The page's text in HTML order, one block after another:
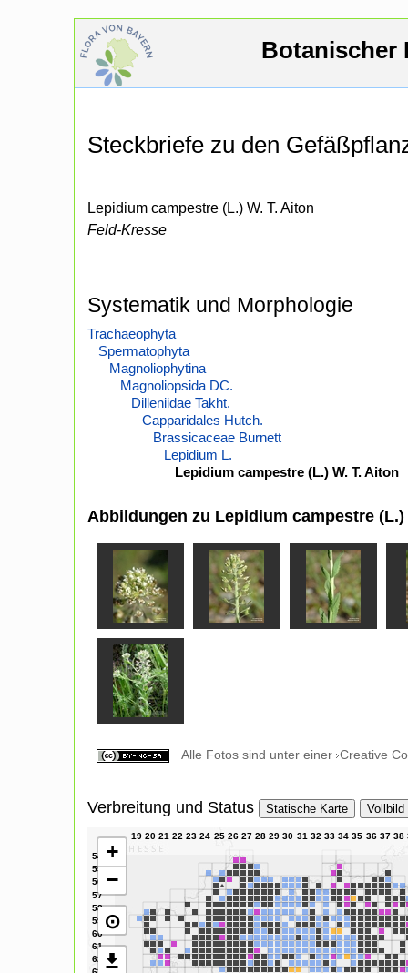
Botanischer
Steckbriefe zu den
Lepidium campestre (L.) W. T. Aiton
Feld-Kresse
Systematik und Morphologie
Trachaeophyta
Spermatophyta
Magnoliophytina
Magnoliopsida DC.
Dilleniidae Takht.
Capparidales Hutch.
Brassicaceae Burnett
Lepidium L.
Lepidium campestre (L.) W. T. Aiton
Abbildungen zu Lepidium campestre (L.)
Alle Fotos sind unter einer Creative
Verbreitung und Status Statische Karte Vollbild
+
−
⊙